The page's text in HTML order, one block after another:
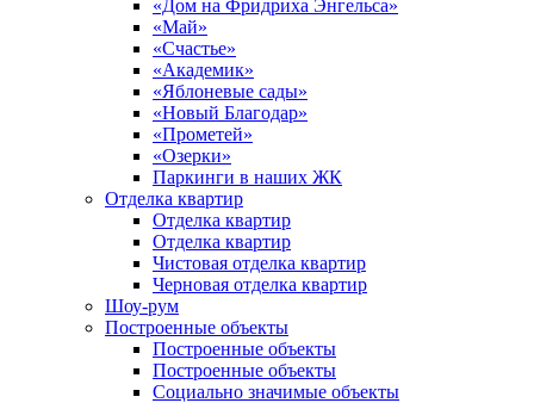
«Дом на Фридриха Энгельса»
«Май»
«Счастье»
«Академик»
«Яблоневые сады»
«Новый Благодар»
«Прометей»
«Озерки»
Паркинги в наших ЖК
Отделка квартир
Отделка квартир
Отделка квартир
Чистовая отделка квартир
Черновая отделка квартир
Шоу-рум
Построенные объекты
Построенные объекты
Построенные объекты
Социально значимые объекты